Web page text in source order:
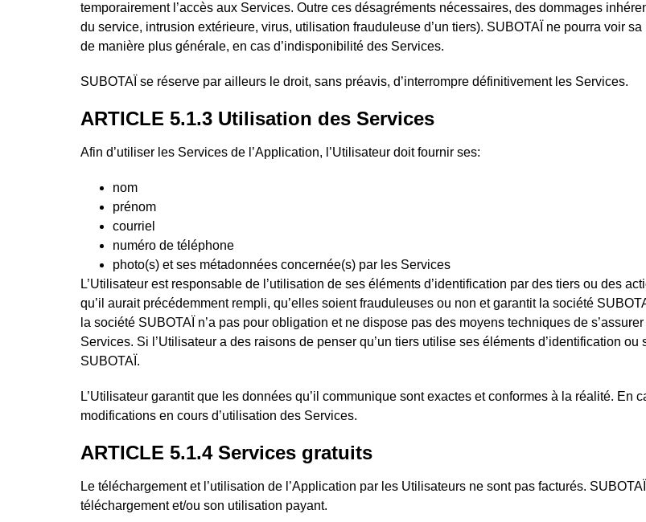
temporairement l’accès aux Services. Outre ces désagréments nécessaires, des dommages
du service, intrusion extérieure, virus, utilisation frauduleuse d’un tiers). SUBOTAÏ ne pourra voir
de manière plus générale, en cas d’indisponibilité des Services.
SUBOTAÏ se réserve par ailleurs le droit, sans préavis, d’interrompre définitivement les Services.
ARTICLE 5.1.3 Utilisation des Services
Afin d’utiliser les Services de l’Application, l’Utilisateur doit fournir ses:
nom
prénom
courriel
numéro de téléphone
photo(s) et ses métadonnées concernée(s) par les Services
L’Utilisateur est responsable de l’utilisation de ses éléments d’identification par des tiers ou des
qu’il aurait précédemment rempli, qu’elles soient frauduleuses ou non et garantit la société
la société SUBOTAÏ n’a pas pour obligation et ne dispose pas des moyens techniques de
Services. Si l’Utilisateur a des raisons de penser qu’un tiers utilise ses éléments d’identification
SUBOTAÏ.
L’Utilisateur garantit que les données qu’il communique sont exactes et conformes à la réalité. En
modifications en cours d’utilisation des Services.
ARTICLE 5.1.4 Services gratuits
Le téléchargement et l’utilisation de l’Application par les Utilisateurs ne sont pas facturés.
téléchargement et/ou son utilisation payant.